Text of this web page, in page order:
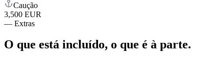
Caução
3,500 EUR
— Extras
O que está incluído, o que é à parte.